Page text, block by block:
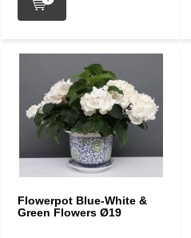
Flowerpot Blue-White &
Green Flowers Ø19